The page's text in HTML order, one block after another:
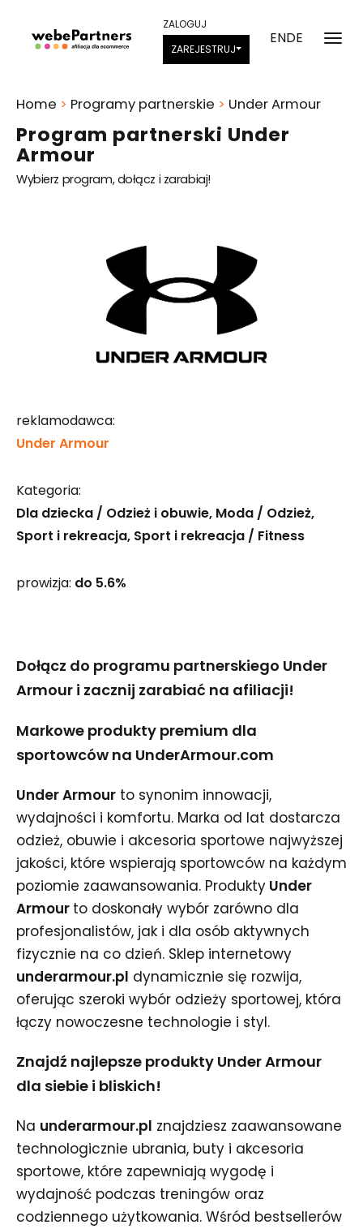
ENDE
ZALOGUJ
ZAREJESTRUJ
Program partnerski Under
Armour
Wybierz program, dołącz i zarabiaj!
Home > Programy partnerskie > Under Armour
reklamodawca:
Under Armour
Kategoria:
Dla dziecka / Odzież i obuwie Moda / Odzież
Sport i rekreacja Sport i rekreacja / Fitness
prowizja: do 5.6%
Dołącz do programu partnerskiego Under
Armour i zacznij zarabiać na afiliacji!
Markowe produkty premium dla
sportowców na UnderArmour.com
Under Armour to synonim innowacji,
wydajności i komfortu. Marka od lat dostarcza
odzież, obuwie i akcesoria sportowe najwyższej
jakości, które wspierają sportowców na każdym
poziomie zaawansowania. Produkty Under
Armour to doskonały wybór zarówno dla
profesjonalistów, jak i dla osób aktywnych
fizycznie na co dzień. Sklep internetowy
underarmour.pl dynamicznie się rozwija,
oferując szeroki wybór odzieży sportowej, która
łączy nowoczesne technologie i styl.
Znajdź najlepsze produkty Under Armour
dla siebie i bliskich!
Na underarmour.pl znajdziesz zaawansowane
technologicznie ubrania, buty i akcesoria
sportowe, które zapewniają wygodę i
wydajność podczas treningów oraz
codziennego użytkowania. Wśród bestsellerów